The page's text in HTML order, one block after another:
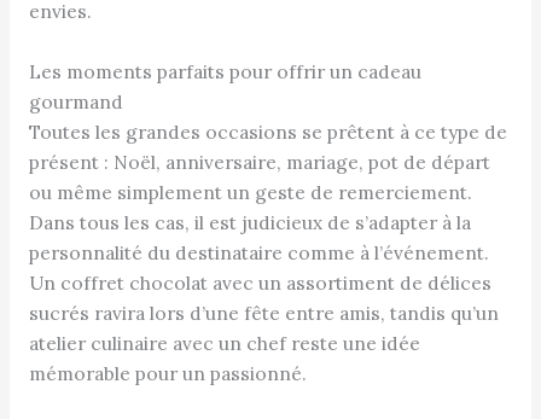
envies.
Les moments parfaits pour offrir un cadeau
gourmand
Toutes les grandes occasions se prêtent à ce type de
présent : Noël, anniversaire, mariage, pot de départ
ou même simplement un geste de remerciement.
Dans tous les cas, il est judicieux de s’adapter à la
personnalité du destinataire comme à l’événement.
Un coffret chocolat avec un assortiment de délices
sucrés ravira lors d’une fête entre amis, tandis qu’un
atelier culinaire avec un chef reste une idée
mémorable pour un passionné.